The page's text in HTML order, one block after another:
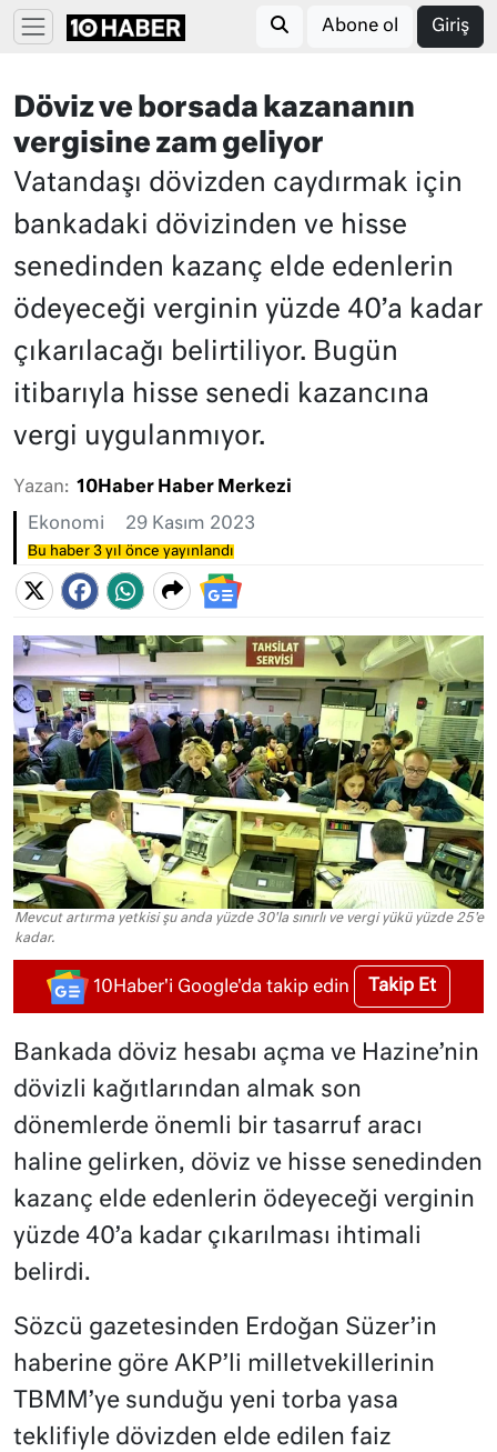
Abone ol Giriş
Döviz ve borsada kazananın
vergisine zam geliyor
Vatandaşı dövizden caydırmak için
bankadaki dövizinden ve hisse
senedinden kazanç elde edenlerin
ödeyeceği verginin yüzde 40’a kadar
çıkarılacağı belirtiliyor. Bugün
itibarıyla hisse senedi kazancına
vergi uygulanmıyor.
Yazan: 10Haber Haber Merkezi
Ekonomi 29 Kasım 2023
Bu haber 3 yıl önce yayınlandı
Mevcut artırma yetkisi şu anda yüzde 30'la sınırlı ve vergi yükü yüzde 25'e
kadar.
10Haber'i Google'da takip edin Takip Et
Bankada döviz hesabı açma ve Hazine’nin
dövizli kağıtlarından almak son
dönemlerde önemli bir tasarruf aracı
haline gelirken, döviz ve hisse senedinden
kazanç elde edenlerin ödeyeceği verginin
yüzde 40’a kadar çıkarılması ihtimali
belirdi.
Sözcü gazetesinden Erdoğan Süzer’in
haberine göre AKP’li milletvekillerinin
TBMM’ye sunduğu yeni torba yasa
teklifiyle dövizden elde edilen faiz